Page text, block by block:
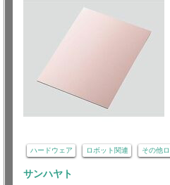
ハードウェア ロボット関連 その他
サンハヤト